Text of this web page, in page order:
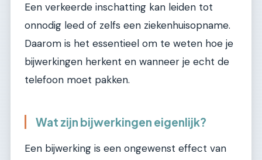
Een verkeerde inschatting kan leiden tot
onnodig leed of zelfs een ziekenhuisopname.
Daarom is het essentieel om te weten hoe je
bijwerkingen herkent en wanneer je echt de
telefoon moet pakken.
Wat zijn bijwerkingen eigenlijk?
Een bijwerking is een ongewenst effect van